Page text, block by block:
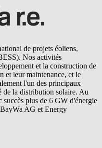
de projets éoliens,
Nos activités
et la construction de
et leur maintenance, et le
l'un des principaux
de la distribution solaire. Au
succès plus de 6 GW d'énergie
AG et Energy